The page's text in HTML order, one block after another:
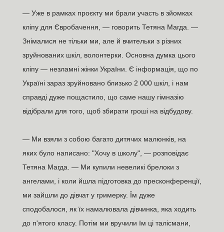
— Уже в рамках проєкту ми брали участь в зйомках
кліпу для Євробачення, — говорить Тетяна Магда. —
Знімалися не тільки ми, але й вчительки з різних
зруйнованих шкіл, волонтерки. Основна думка цього
кліпу — незламні жінки України. Є інформація, що по
Україні зараз зруйновано близько 2 000 шкіл, і нам
справді дуже пощастило, що саме нашу гімназію
відібрали для того, щоб збирати гроші на відбудову.
— Ми взяли з собою багато дитячих малюнків, на
яких було написано: "Хочу в школу", — розповідає
Тетяна Магда. — Ми купили невеликі брелоки з
ангелами, і коли йшла підготовка до пресконференції,
ми зайшли до дівчат у гримерку. Їм дуже
сподобалося, як їх намалювала дівчинка, яка ходить
до п'ятого класу. Потім ми вручили їм ці талісмани,